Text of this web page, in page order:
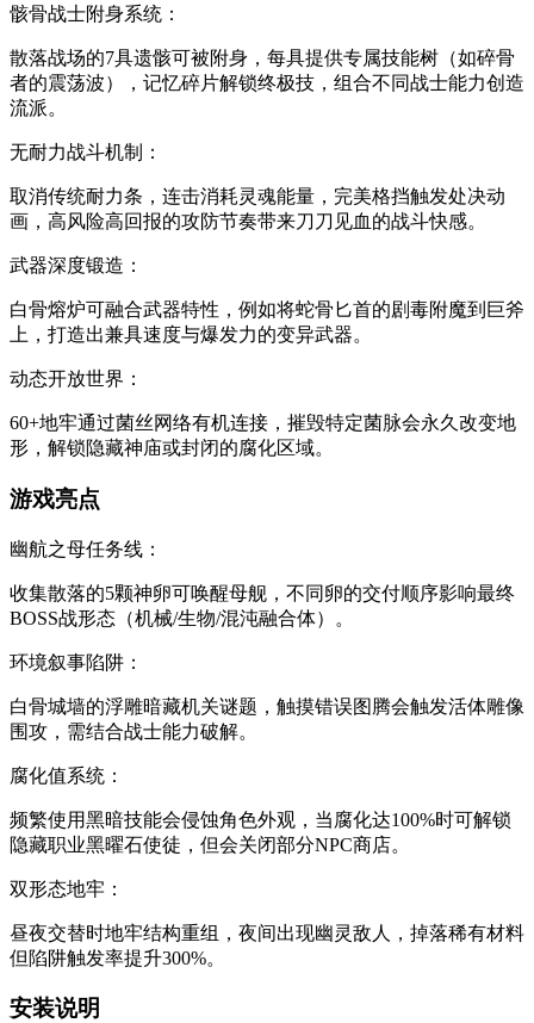
‌骸骨战士附身系统‌：
散落战场的7具遗骸可被附身，每具提供专属技能树（如碎骨
者的震荡波），记忆碎片解锁终极技，组合不同战士能力创造
流派。
‌无耐力战斗机制‌：
取消传统耐力条，连击消耗灵魂能量，完美格挡触发处决动
画，高风险高回报的攻防节奏带来刀刀见血的战斗快感。
‌武器深度锻造‌：
白骨熔炉可融合武器特性，例如将蛇骨匕首的剧毒附魔到巨斧
上，打造出兼具速度与爆发力的变异武器。
‌动态开放世界‌：
60+地牢通过菌丝网络有机连接，摧毁特定菌脉会永久改变地
形，解锁隐藏神庙或封闭的腐化区域。
游戏亮点
‌幽航之母任务线‌：
收集散落的5颗神卵可唤醒母舰，不同卵的交付顺序影响最终
BOSS战形态（机械/生物/混沌融合体）。
‌环境叙事陷阱‌：
白骨城墙的浮雕暗藏机关谜题，触摸错误图腾会触发活体雕像
围攻，需结合战士能力破解。
‌腐化值系统‌：
频繁使用黑暗技能会侵蚀角色外观，当腐化达100%时可解锁
隐藏职业黑曜石使徒，但会关闭部分NPC商店。
‌双形态地牢‌：
昼夜交替时地牢结构重组，夜间出现幽灵敌人，掉落稀有材料
但陷阱触发率提升300%。
安装说明